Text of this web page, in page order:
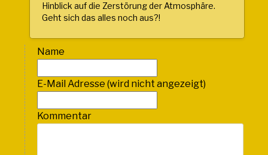
Hinblick auf die Zerstörung der Atmosphäre.
Geht sich das alles noch aus?!
Name
E-Mail Adresse (wird nicht angezeigt)
Kommentar